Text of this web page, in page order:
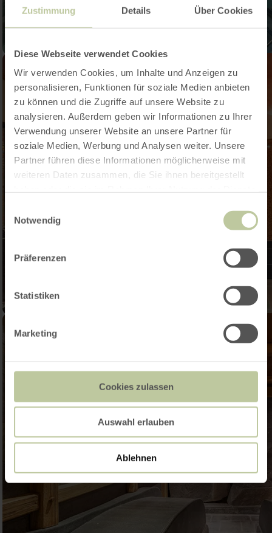
Zustimmung Details Über Cookies
Diese Webseite verwendet Cookies
Wir verwenden Cookies, um Inhalte und Anzeigen zu
personalisieren, Funktionen für soziale Medien anbieten
zu können und die Zugriffe auf unsere Website zu
analysieren. Außerdem geben wir Informationen zu Ihrer
Verwendung unserer Website an unsere Partner für
soziale Medien, Werbung und Analysen weiter. Unsere
Partner führen diese Informationen möglicherweise mit
weiteren Daten zusammen, die Sie ihnen bereitgestellt
Notwendig
Präferenzen
Statistiken
Marketing
Cookies zulassen
Auswahl erlauben
Ablehnen